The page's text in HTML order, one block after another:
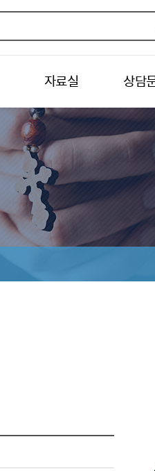
자료실 상담